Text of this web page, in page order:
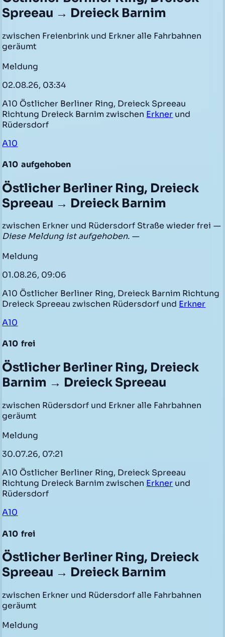
Spreeau → Dreieck Barnim
zwischen Freienbrink und Erkner alle Fahrbahnen
geräumt
Meldung
02.08.26, 03:34
A10 Östlicher Berliner Ring, Dreieck Spreeau
Richtung Dreieck Barnim zwischen Erkner und
Rüdersdorf
A10
A10 aufgehoben
Östlicher Berliner Ring, Dreieck
Spreeau → Dreieck Barnim
zwischen Erkner und Rüdersdorf Straße wieder frei —
Diese Meldung ist aufgehoben. —
Meldung
01.08.26, 09:06
A10 Östlicher Berliner Ring, Dreieck Barnim Richtung
Dreieck Spreeau zwischen Rüdersdorf und Erkner
A10
A10 frei
Östlicher Berliner Ring, Dreieck
Barnim → Dreieck Spreeau
zwischen Rüdersdorf und Erkner alle Fahrbahnen
geräumt
Meldung
30.07.26, 07:21
A10 Östlicher Berliner Ring, Dreieck Spreeau
Richtung Dreieck Barnim zwischen Erkner und
Rüdersdorf
A10
A10 frei
Östlicher Berliner Ring, Dreieck
Spreeau → Dreieck Barnim
zwischen Erkner und Rüdersdorf alle Fahrbahnen
geräumt
Meldung